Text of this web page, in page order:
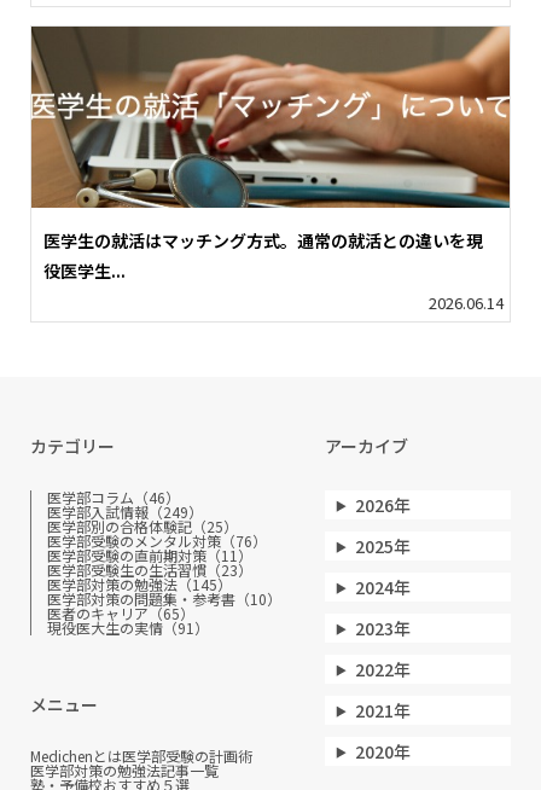
医学生の就活はマッチング方式。通常の就活との違いを現
役医学生...
2026.06.14
カテゴリー
医学部コラム（46）
医学部入試情報（249）
医学部別の合格体験記（25）
医学部受験のメンタル対策（76）
医学部受験の直前期対策（11）
医学部受験生の生活習慣（23）
医学部対策の勉強法（145）
医学部対策の問題集・参考書（10）
医者のキャリア（65）
現役医大生の実情（91）
メニュー
Medichenとは医学部受験の計画術
医学部対策の勉強法記事一覧
塾・予備校おすすめ５選
アーカイブ
2026年
2025年
2024年
2023年
2022年
2021年
2020年